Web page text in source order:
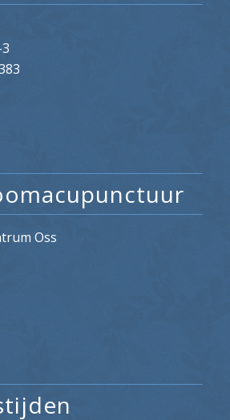
Oss